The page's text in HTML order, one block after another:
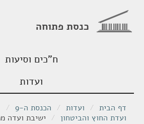
כנסת פתוחה
ח"כים וסיעות
ועדות
דף הבית / ועדות / הכנסת ה-9
/
ועדת החוץ והביטחון / ישיבת ועדה מתאריך